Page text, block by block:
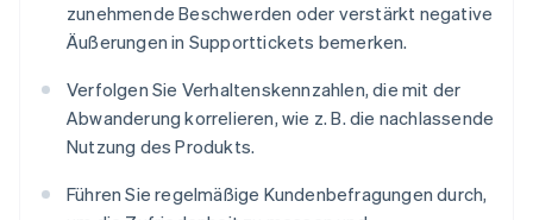
zunehmende Beschwerden oder verstärkt negative
Äußerungen in Supporttickets bemerken.
Verfolgen Sie Verhaltenskennzahlen, die mit der
Abwanderung korrelieren, wie z. B. die nachlassende
Nutzung des Produkts.
Führen Sie regelmäßige Kundenbefragungen durch,